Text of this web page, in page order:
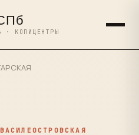
· КОПИЦЕНТРЫ